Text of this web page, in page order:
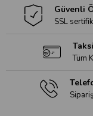
Güvenli
SSL
Tüm